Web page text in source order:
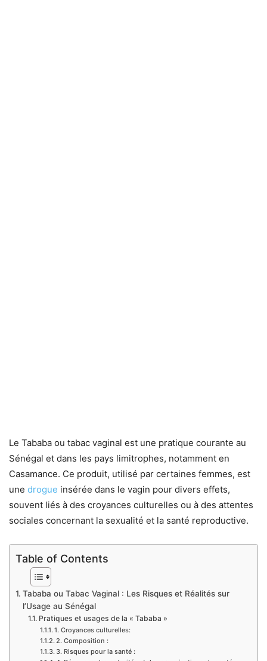
Le Tababa ou tabac vaginal est une pratique courante au
Sénégal et dans les pays limitrophes, notamment en
Casamance. Ce produit, utilisé par certaines femmes, est
une drogue insérée dans le vagin pour divers effets,
souvent liés à des croyances culturelles ou à des attentes
sociales concernant la sexualité et la santé reproductive.
Table of Contents
Tababa ou Tabac Vaginal : Les Risques et Réalités sur
l’Usage au Sénégal
Pratiques et usages de la « Tababa »
1. Croyances culturelles:
2. Composition :
3. Risques pour la santé :